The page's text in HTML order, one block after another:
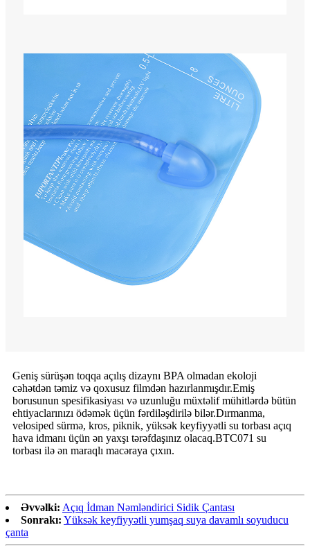
Geniş sürüşən toqqa açılış dizaynı BPA olmadan ekoloji
cəhətdən təmiz və qoxusuz filmdən hazırlanmışdır.Emiş
borusunun spesifikasiyası və uzunluğu müxtəlif mühitlərdə bütün
ehtiyaclarınızı ödəmək üçün fərdiləşdirilə bilər.Dırmanma,
velosiped sürmə, kros, piknik, yüksək keyfiyyətli su torbası açıq
hava idmanı üçün ən yaxşı tərəfdaşınız olacaq.BTC071 su
torbası ilə ən maraqlı macəraya çıxın.
Əvvəlki: Açıq İdman Nəmləndirici Sidik Çantası
Sonrakı: Yüksək keyfiyyətli yumşaq suya davamlı soyuducu
çanta